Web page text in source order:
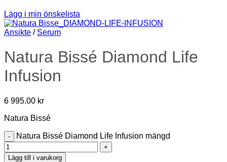
Lägg i min önskelista
Ansikte / Serum
Natura Bissé Diamond Life
Infusion
6 995.00 kr
Natura Bissé
Natura Bissé Diamond Life Infusion mängd
Lägg till i varukorg